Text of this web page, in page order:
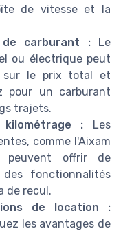
de vitesse et la
de carburant :Le
ou électrique peut
sur le prix total et
pour un carburant
trajets.
: Les
comme l'Aixam
offrir de
fonctionnalités
de recul.
de location :
les avantages de